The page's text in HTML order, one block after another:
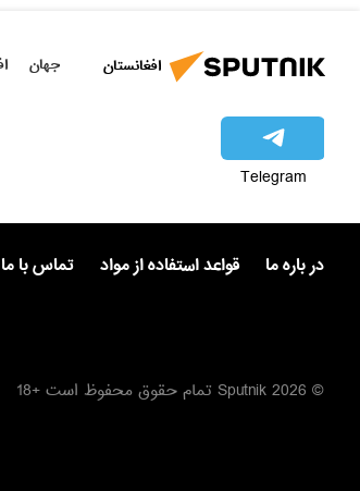
افغانستان جهان
Telegram
در باره ما قواعد استفاده از مواد تماس با ما
© 2026 Sputnik تمام حقوق محفوظ است +18